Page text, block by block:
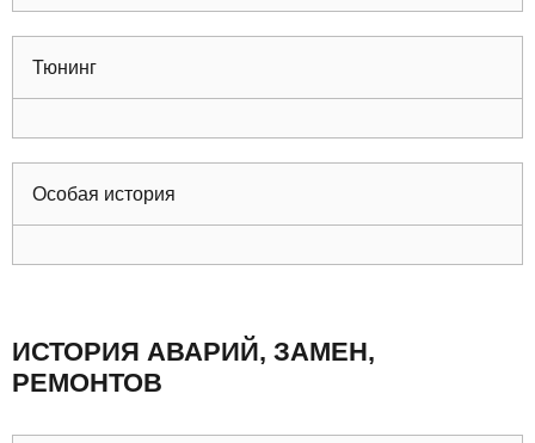
Тюнинг
Особая история
ИСТОРИЯ АВАРИЙ, ЗАМЕН,
РЕМОНТОВ